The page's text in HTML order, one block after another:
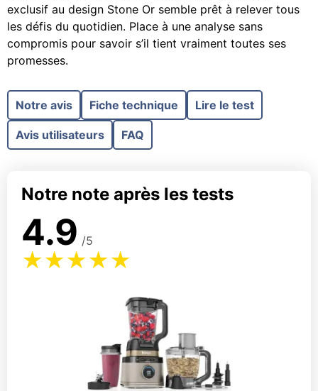
exclusif au design Stone Or semble prêt à relever tous
les défis du quotidien. Place à une analyse sans
compromis pour savoir s’il tient vraiment toutes ses
promesses.
Notre avis Fiche technique Lire le test
Avis utilisateurs FAQ
Notre note après les tests
4.9 /5